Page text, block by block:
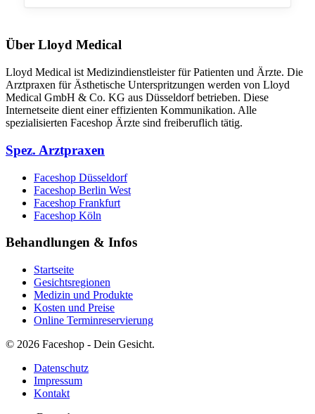
Über Lloyd Medical
Lloyd Medical ist Medizindienstleister für Patienten und Ärzte. Die
Arztpraxen für Ästhetische Unterspritzungen werden von Lloyd
Medical GmbH & Co. KG aus Düsseldorf betrieben. Diese
Internetseite dient einer effizienten Kommunikation. Alle
spezialisierten Faceshop Ärzte sind freiberuflich tätig.
Spez. Arztpraxen
Faceshop Düsseldorf
Faceshop Berlin West
Faceshop Frankfurt
Faceshop Köln
Behandlungen & Infos
Startseite
Gesichtsregionen
Medizin und Produkte
Kosten und Preise
Online Terminreservierung
© 2026 Faceshop - Dein Gesicht.
Datenschutz
Impressum
Kontakt